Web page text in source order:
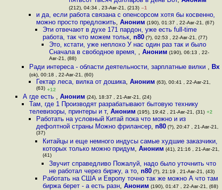
(212), 04:34 , 23-Авг-21, (213) –1
и да, если работа связана с опенсорсом хотя бы косвенно,
можно просто предложить, Аноним (190), 01:37 , 22-Авг-21, (67)
Эти отвечают в духе 171 пардон, уже есть full-time
работа, так что можем тольк, n80(?), 02:53 , 22-Авг-21, (77)
Это, кстати, уже неплохо У нас один раз так и было
Сначала в свободное время, ,Аноним (190), 06:13 , 22-
Авг-21, (88)
Ради интереса - области деятельности, зарплатные вилки , Bx
(ok), 00:18 , 22-Авг-21, (60)
Гектар леса, вилка от дошика, Аноним (63), 00:41 , 22-Авг-21,
(63) +12
А где есть , Аноним (24), 18:37 , 21-Авг-21, (24)
Там, где 1 Производят разрабатывают бытовую технику
телевизоры, принтеры и т,Аноним (195), 19:42 , 21-Авг-21, (31) +2
Работать на условный Китай пока что можно и из
дефолтной страны Можно фрилансер, n80(?), 20:47 , 21-Авг-21,
(37)
Китайцы и еще немного индусы самые худшие заказчики,
которых только можно придум, Аноним (41), 21:16 , 21-Авг-21,
(41)
Звучит справедливо Пожалуй, надо было уточнить что
не работал через биржу, а то,n80 (?), 21:19 , 21-Авг-21, (43)
Работать на США и Европу точно так же можно А что там
биржа берет - а есть разн, Аноним (190), 01:47 , 22-Авг-21, (68)